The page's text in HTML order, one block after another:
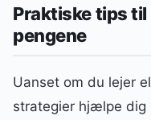
Praktiske tips
pengene
Uanset om du lejer
strategier hjælpe dig